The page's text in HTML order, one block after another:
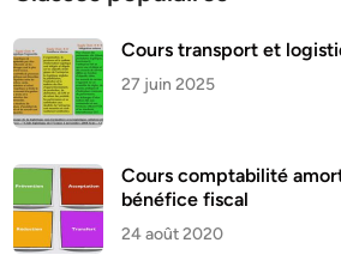
Cours transport et
27 juin 2025
Cours comptabilité
bénéfice fiscal
24 août 2020